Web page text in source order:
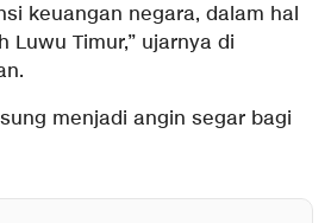
keuangan negara, dalam hal
Luwu Timur,” ujarnya di
menjadi angin segar bagi